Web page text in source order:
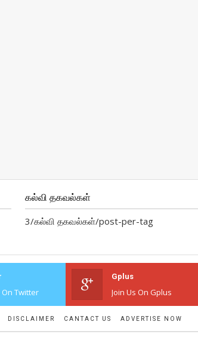
கல்வி தகவல்கள்
3/கல்வி தகவல்கள்/post-per-tag
On Twitter
Gplus
Join Us On Gplus
DISCLAIMER CANTACT US ADVERTISE NOW